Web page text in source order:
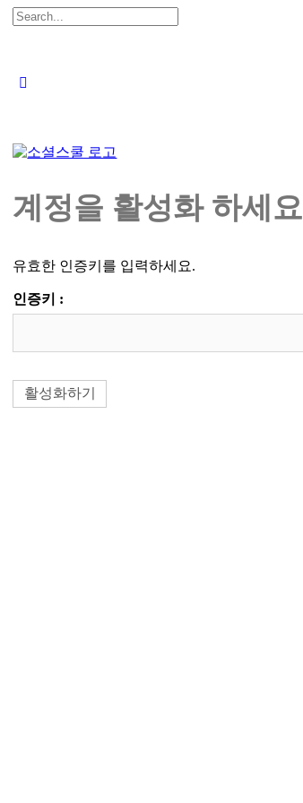
Search
for:
계정을 활성화 하세요
유효한 인증키를 입력하세요.
인증키 :